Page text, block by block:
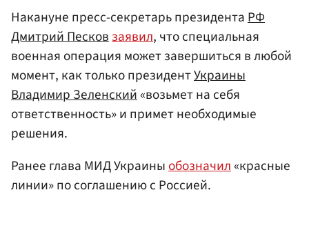
Накануне пресс-секретарь президентаРФ
Дмитрий Песковзаявил, что специальная
военная операция может завершиться в любой
момент, как только президентУкраины
Владимир Зеленский«возьмет на себя
ответственность» и примет необходимые
решения.
Ранее глава МИД Украиныобозначил«красные
линии» по соглашению с Россией.